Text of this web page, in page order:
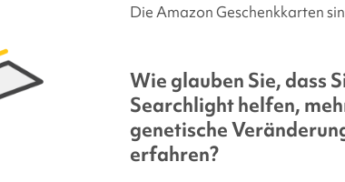
Die Amazon Geschenkkarten
Wie glauben Sie, dass
Searchlighthelfen,
genetische
erfahren?